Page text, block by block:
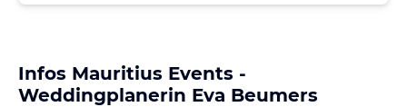
Infos Mauritius Events -
Weddingplanerin Eva Beumers